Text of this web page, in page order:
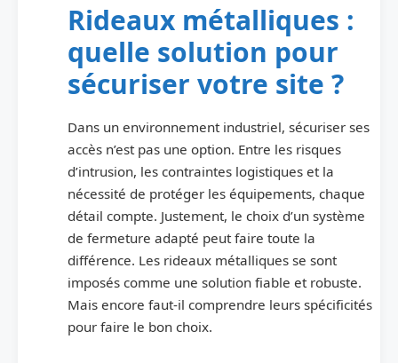
Rideaux métalliques :
quelle solution pour
sécuriser votre site ?
Dans un environnement industriel, sécuriser ses
accès n’est pas une option. Entre les risques
d’intrusion, les contraintes logistiques et la
nécessité de protéger les équipements, chaque
détail compte. Justement, le choix d’un système
de fermeture adapté peut faire toute la
différence. Les rideaux métalliques se sont
imposés comme une solution fiable et robuste.
Mais encore faut-il comprendre leurs spécificités
pour faire le bon choix.